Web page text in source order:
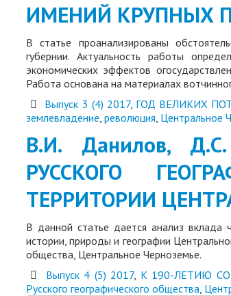
ИМЕНИЙ КРУПНЫХ
В статье проанализированы
губернии. Актуальность работы
экономических эффектов
Работа основана на материалах
Выпуск 3 (4) 2017, ГОД ВЕЛИКИХ
землевладение, революция, Центральное
В.И. Данилов,
РУССКОГО
ТЕРРИТОРИИ
В данной статье дается анализ вклада
истории, природы и географии
общества, Центральное Черноземье.
Выпуск 4 (5) 2017, К 190-ЛЕТИЮ
Русского географического общества,